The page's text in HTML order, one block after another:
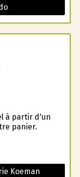
à partir d'un
panier.
Koeman